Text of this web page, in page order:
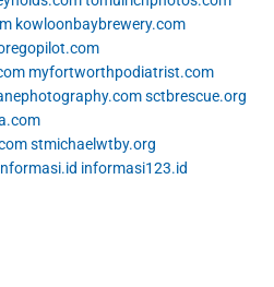
kowloonbaybrewery.com
myfortworthpodiatrist.com
sctbrescue.org
stmichaelwtby.org
informasi123.id